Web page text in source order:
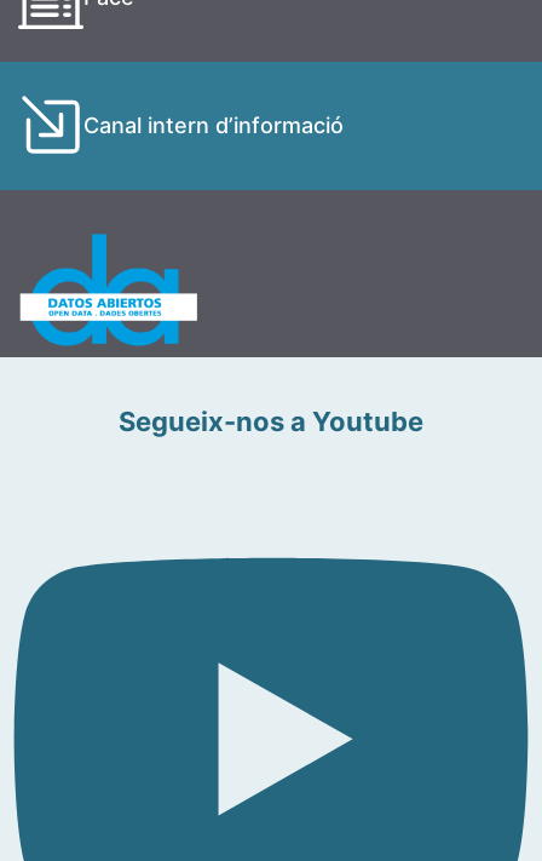
Canal intern d’informació
Segueix-nos a Youtube